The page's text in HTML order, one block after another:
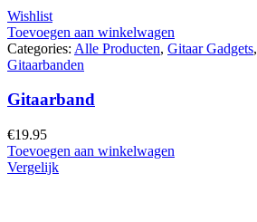
Wishlist
Toevoegen aan winkelwagen
Categories: Alle Producten, Gitaar Gadgets,
Gitaarbanden
Gitaarband
€19.95
Toevoegen aan winkelwagen
Vergelijk